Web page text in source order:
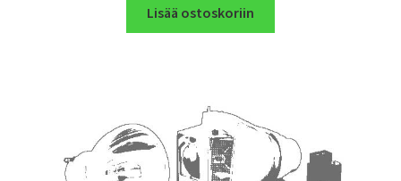
Lisää ostoskoriin